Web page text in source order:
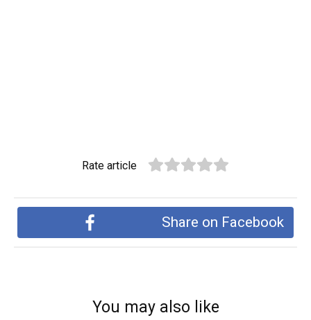
Rate article
Share on Facebook
You may also like